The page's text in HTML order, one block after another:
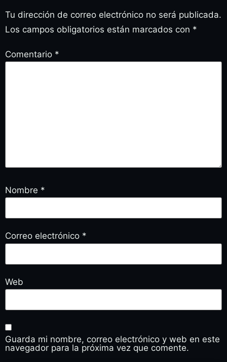
Tu dirección de correo electrónico no será publicada.
Los campos obligatorios están marcados con *
Comentario *
Nombre *
Correo electrónico *
Web
Guarda mi nombre, correo electrónico y web en este
navegador para la próxima vez que comente.